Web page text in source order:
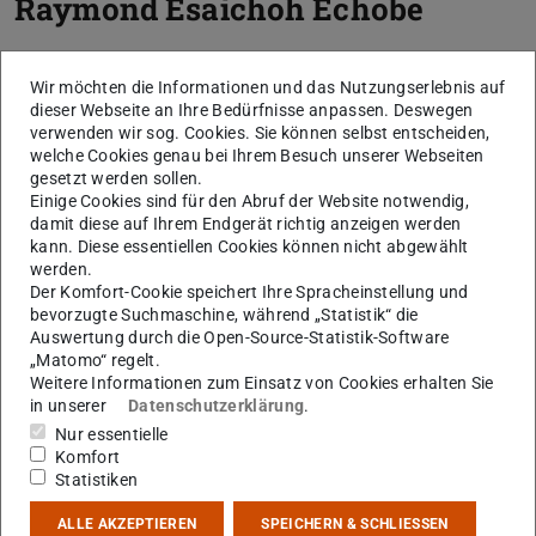
Wir möchten die Informationen und das Nutzungserlebnis auf
dieser Webseite an Ihre Bedürfnisse anpassen. Deswegen
verwenden wir sog. Cookies. Sie können selbst entscheiden,
welche Cookies genau bei Ihrem Besuch unserer Webseiten
gesetzt werden sollen.
Einige Cookies sind für den Abruf der Website notwendig,
damit diese auf Ihrem Endgerät richtig anzeigen werden
kann. Diese essentiellen Cookies können nicht abgewählt
werden.
Der Komfort-Cookie speichert Ihre Spracheinstellung und
bevorzugte Suchmaschine, während „Statistik“ die
Auswertung durch die Open-Source-Statistik-Software
„Matomo“ regelt.
Weitere Informationen zum Einsatz von Cookies erhalten Sie
in unserer
Datenschutzerklärung.
Nur essentielle
Komfort
Statistiken
ALLE AKZEPTIEREN SPEICHERN & SCHLIESSEN